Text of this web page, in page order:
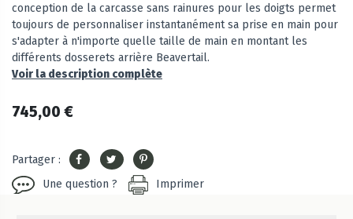
conception de la carcasse sans rainures pour les doigts permet
toujours de personnaliser instantanément sa prise en main pour
s'adapter à n'importe quelle taille de main en montant les
différents dosserets arrière Beavertail.
Voir la description complète
745,00 €
Partager :
Une question ?
Imprimer